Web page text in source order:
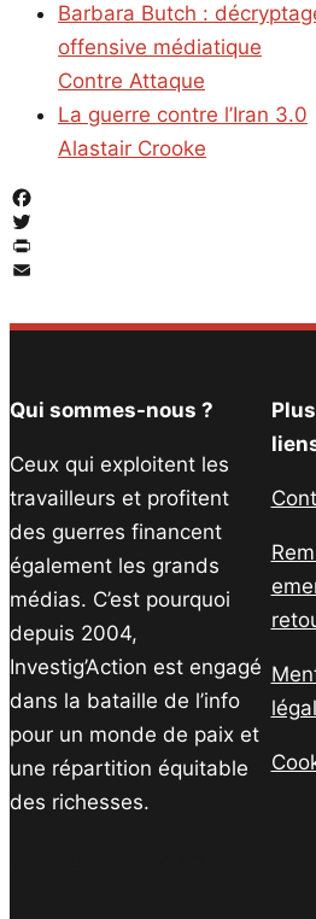
Barbara Butch :
offensive médiatique
Contre Attaque
La guerre contre l’Iran 3.0
Alastair Crooke
Facebook
Twitter
PrintFriendly
Qui sommes-nous ?
Ceux qui exploitent les
travailleurs et profitent
des guerres financent
également les grands
médias. C’est pourquoi
depuis 2004,
Investig’Action est engagé
dans la bataille de l’info
pour un monde de paix et
une répartition équitable
des richesses.